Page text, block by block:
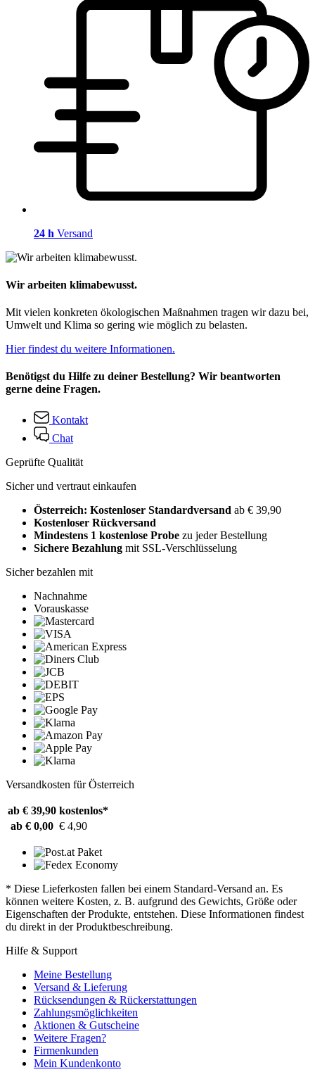
24 h Versand
Wir arbeiten klimabewusst.
Mit vielen konkreten ökologischen Maßnahmen tragen wir dazu bei,
Umwelt und Klima so gering wie möglich zu belasten.
Hier findest du weitere Informationen.
Benötigst du Hilfe zu deiner Bestellung? Wir beantworten
gerne deine Fragen.
Kontakt
Chat
Geprüfte Qualität
Sicher und vertraut einkaufen
Österreich: Kostenloser Standardversand ab € 39,90
Kostenloser Rückversand
Mindestens 1 kostenlose Probe zu jeder Bestellung
Sichere Bezahlung mit SSL-Verschlüsselung
Sicher bezahlen mit
Nachnahme
Vorauskasse
Versandkosten für Österreich
ab € 39,90 kostenlos*
ab € 0,00 € 4,90
* Diese Lieferkosten fallen bei einem Standard-Versand an. Es
können weitere Kosten, z. B. aufgrund des Gewichts, Größe oder
Eigenschaften der Produkte, entstehen. Diese Informationen findest
du direkt in der Produktbeschreibung.
Hilfe & Support
Meine Bestellung
Versand & Lieferung
Rücksendungen & Rückerstattungen
Zahlungsmöglichkeiten
Aktionen & Gutscheine
Weitere Fragen?
Firmenkunden
Mein Kundenkonto